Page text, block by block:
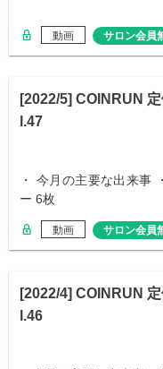
動画 サロン会員
[2022/5] COINRUN
l.47
・ 今月の主要な出来事
ー 6枚
動画 サロン会員
[2022/4] COINRUN
l.46